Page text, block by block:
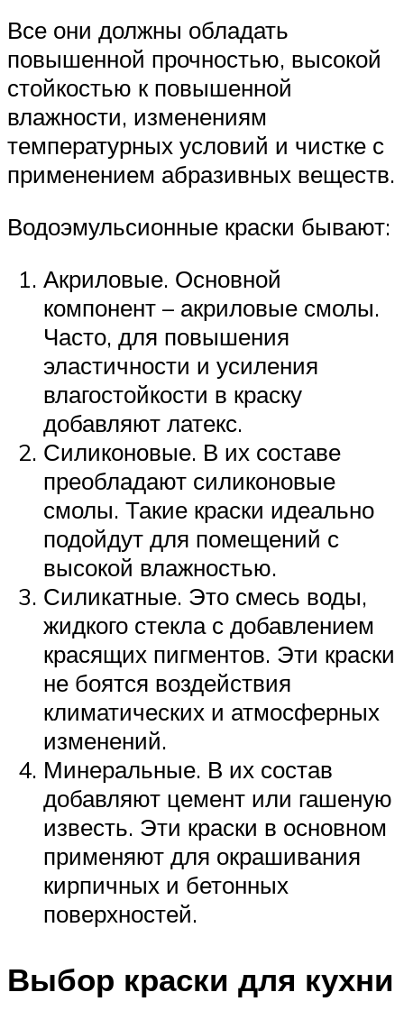
Все они должны обладать
повышенной прочностью, высокой
стойкостью к повышенной
влажности, изменениям
температурных условий и чистке с
применением абразивных веществ.
Водоэмульсионные краски бывают:
Акриловые. Основной
компонент – акриловые смолы.
Часто, для повышения
эластичности и усиления
влагостойкости в краску
добавляют латекс.
Силиконовые. В их составе
преобладают силиконовые
смолы. Такие краски идеально
подойдут для помещений с
высокой влажностью.
Силикатные. Это смесь воды,
жидкого стекла с добавлением
красящих пигментов. Эти краски
не боятся воздействия
климатических и атмосферных
изменений.
Минеральные. В их состав
добавляют цемент или гашеную
известь. Эти краски в основном
применяют для окрашивания
кирпичных и бетонных
поверхностей.
Выбор краски для кухни